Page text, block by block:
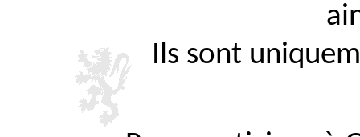
Ils sont